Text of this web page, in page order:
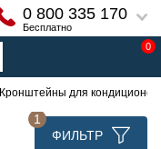
0 800 335 170
Бесплатно
0
Кронштейны для
ФИЛЬТР
1